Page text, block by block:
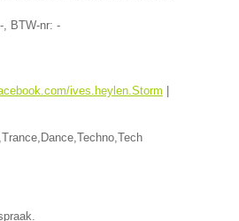
- , BTW-nr: -
ives.heylen.Storm |